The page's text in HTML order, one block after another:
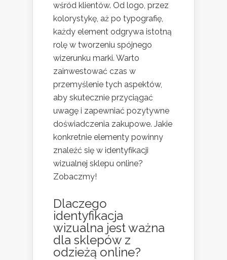
wśród klientów. Od logo, przez
kolorystykę, aż po typografię,
każdy element odgrywa istotną
rolę w tworzeniu spójnego
wizerunku marki. Warto
zainwestować czas w
przemyślenie tych aspektów,
aby skutecznie przyciągać
uwagę i zapewniać pozytywne
doświadczenia zakupowe. Jakie
konkretnie elementy powinny
znaleźć się w identyfikacji
wizualnej sklepu online?
Zobaczmy!
Dlaczego
identyfikacja
wizualna jest ważna
dla sklepów z
odzieżą online?